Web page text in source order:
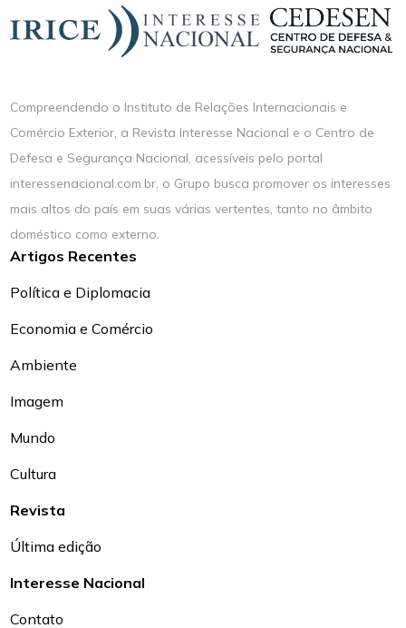
Compreendendo o Instituto de Relações Internacionais e
Comércio Exterior, a Revista Interesse Nacional e o Centro de
Defesa e Segurança Nacional, acessíveis pelo portal
interessenacional.com.br, o Grupo busca promover os interesses
mais altos do país em suas várias vertentes, tanto no âmbito
doméstico como externo.
Artigos Recentes
Política e Diplomacia
Economia e Comércio
Ambiente
Imagem
Mundo
Cultura
Revista
Última edição
Interesse Nacional
Contato